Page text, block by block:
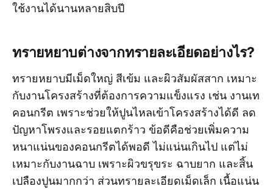
ใช้งานได้นานหลายสิบปี
ทรายหยาบต่างจากทรายละเอียดอย่างไร?
ทรายหยาบมีเม็ดใหญ่ สีเข้ม และผิวสัมผัสสาก เหมาะ
กับงานโครงสร้างที่ต้องการความแข็งแรง เช่น งานเท
คอนกรีต เพราะช่วยให้ปูนไหลเข้าโครงสร้างได้ดี ลด
ปัญหาโพรงและรอยแตกร้าว ข้อดีคือช่วยเพิ่มความ
หนาแน่นของคอนกรีตได้พอดี ไม่แน่นเกินไป แต่ไม่
เหมาะกับงานฉาบ เพราะผิวขรุขระ ฉาบยาก และสิ้น
เปลืองปูนมากกว่า ส่วนทรายละเอียดเม็ดเล็ก เนื้อแน่น